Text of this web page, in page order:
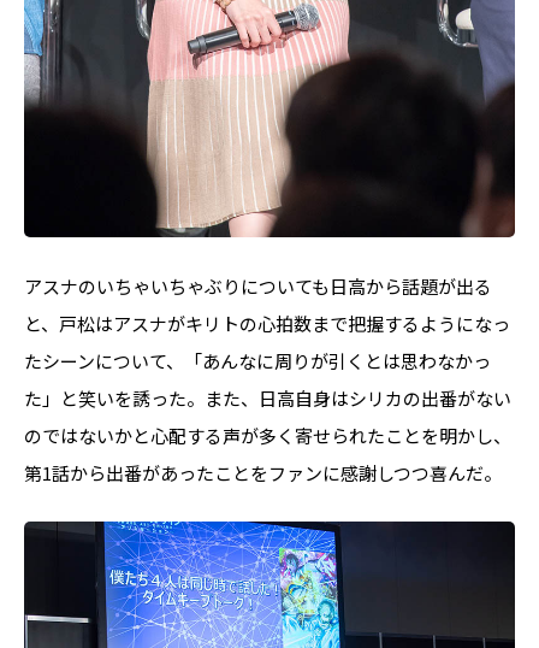
アスナのいちゃいちゃぶりについても日高から話題が出る
と、戸松はアスナがキリトの心拍数まで把握するようになっ
たシーンについて、「あんなに周りが引くとは思わなかっ
た」と笑いを誘った。また、日高自身はシリカの出番がない
のではないかと心配する声が多く寄せられたことを明かし、
第1話から出番があったことをファンに感謝しつつ喜んだ。